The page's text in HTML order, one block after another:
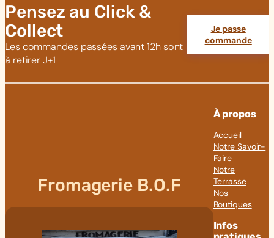
Pensez au Click &
Collect
Les commandes passées avant 12h sont
à retirer J+1
Je passe
commande
Fromagerie B.O.F
À propos
Accueil
Notre Savoir-
Faire
Notre
Terrasse
Nos
Boutiques
Infos